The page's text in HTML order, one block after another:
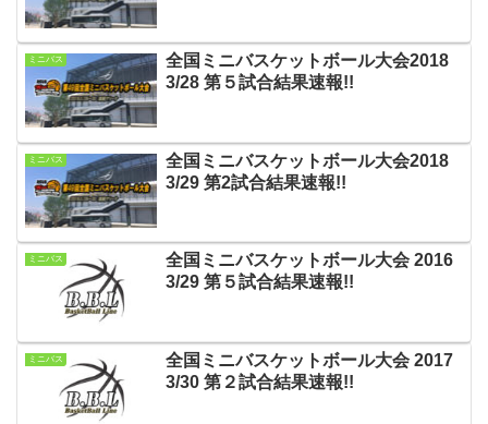
ミニバス
全国ミニバスケットボール大会2018
3/28 第５試合結果速報!!
ミニバス
全国ミニバスケットボール大会2018
3/29 第2試合結果速報!!
ミニバス
全国ミニバスケットボール大会 2016
3/29 第５試合結果速報!!
ミニバス
全国ミニバスケットボール大会 2017
3/30 第２試合結果速報!!